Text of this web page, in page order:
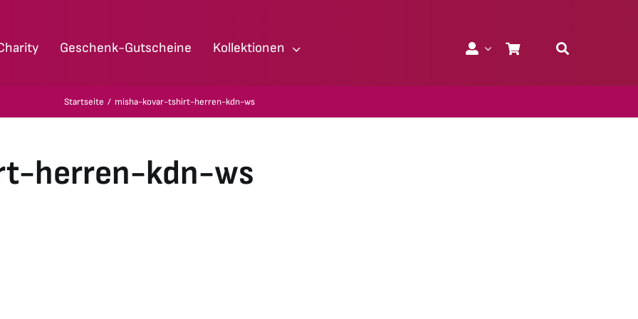
Geschenk-Gutscheine Kollektionen
Startseite misha-kovar-tshirt-herren-kdn-ws
herren-kdn-ws